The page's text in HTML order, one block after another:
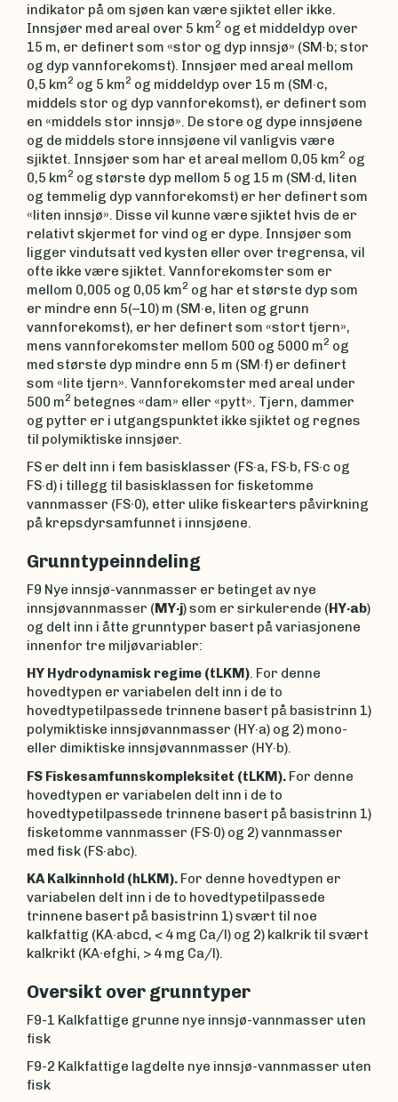
indikator på om sjøen kan være sjiktet eller ikke.
Innsjøer med areal over 5 km2 og et middeldyp over
15 m, er definert som «stor og dyp innsjø» (SM·b; stor
og dyp vannforekomst). Innsjøer med areal mellom
0,5 km2 og 5 km2 og middeldyp over 15 m (SM·c,
middels stor og dyp vannforekomst), er definert som
en «middels stor innsjø». De store og dype innsjøene
og de middels store innsjøene vil vanligvis være
sjiktet. Innsjøer som har et areal mellom 0,05 km2 og
0,5 km2 og største dyp mellom 5 og 15 m (SM·d, liten
og temmelig dyp vannforekomst) er her definert som
«liten innsjø». Disse vil kunne være sjiktet hvis de er
relativt skjermet for vind og er dype. Innsjøer som
ligger vindutsatt ved kysten eller over tregrensa, vil
ofte ikke være sjiktet. Vannforekomster som er
mellom 0,005 og 0,05 km2 og har et største dyp som
er mindre enn 5(–10) m (SM·e, liten og grunn
vannforekomst), er her definert som «stort tjern»,
mens vannforekomster mellom 500 og 5000 m2 og
med største dyp mindre enn 5 m (SM·f) er definert
som «lite tjern». Vannforekomster med areal under
500 m2 betegnes «dam» eller «pytt». Tjern, dammer
og pytter er i utgangspunktet ikke sjiktet og regnes
til polymiktiske innsjøer.
FS er delt inn i fem basisklasser (FS·a, FS·b, FS·c og
FS·d) i tillegg til basisklassen for fisketomme
vannmasser (FS∙0), etter ulike fiskearters påvirkning
på krepsdyrsamfunnet i innsjøene.
Grunntypeinndeling
F9 Nye innsjø-vannmasser er betinget av nye
innsjøvannmasser (MY·j) som er sirkulerende (HY·ab)
og delt inn i åtte grunntyper basert på variasjonene
innenfor tre miljøvariabler:
HY Hydrodynamisk regime (tLKM). For denne
hovedtypen er variabelen delt inn i de to
hovedtypetilpassede trinnene basert på basistrinn 1)
polymiktiske innsjøvannmasser (HY·a) og 2) mono-
eller dimiktiske innsjøvannmasser (HY·b).
FS Fiskesamfunnskompleksitet (tLKM). For denne
hovedtypen er variabelen delt inn i de to
hovedtypetilpassede trinnene basert på basistrinn 1)
fisketomme vannmasser (FS·0) og 2) vannmasser
med fisk (FS·abc).
KA Kalkinnhold (hLKM). For denne hovedtypen er
variabelen delt inn i de to hovedtypetilpassede
trinnene basert på basistrinn 1) svært til noe
kalkfattig (KA·abcd, < 4 mg Ca/l) og 2) kalkrik til svært
kalkrikt (KA∙efghi, > 4 mg Ca/l).
Oversikt over grunntyper
F9-1 Kalkfattige grunne nye innsjø-vannmasser uten
fisk
F9-2 Kalkfattige lagdelte nye innsjø-vannmasser uten
fisk